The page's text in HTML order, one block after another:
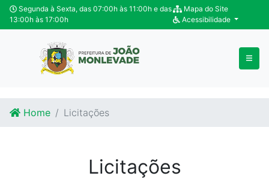
Ir para o conteúdo
Ir para o fim do conteúdo
Segunda à Sexta, das 07:00h às 11:00h e das
13:00h às 17:00h
Mapa do Site
Acessibilidade
Home Licitações
Licitações